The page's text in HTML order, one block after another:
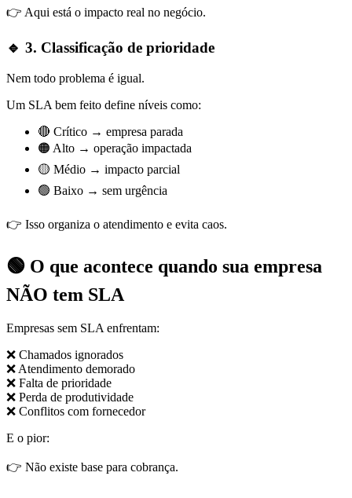
👉 Aqui está o impacto real no negócio.
🔹 3. Classificação de prioridade
Nem todo problema é igual.
Um SLA bem feito define níveis como:
🔴 Crítico → empresa parada
🟠 Alto → operação impactada
🟡 Médio → impacto parcial
🟢 Baixo → sem urgência
👉 Isso organiza o atendimento e evita caos.
🟢 O que acontece quando sua empresa
NÃO tem SLA
Empresas sem SLA enfrentam:
❌ Chamados ignorados
❌ Atendimento demorado
❌ Falta de prioridade
❌ Perda de produtividade
❌ Conflitos com fornecedor
E o pior:
👉 Não existe base para cobrança.